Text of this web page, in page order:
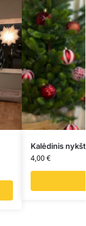
Kalėdinis
4,00€